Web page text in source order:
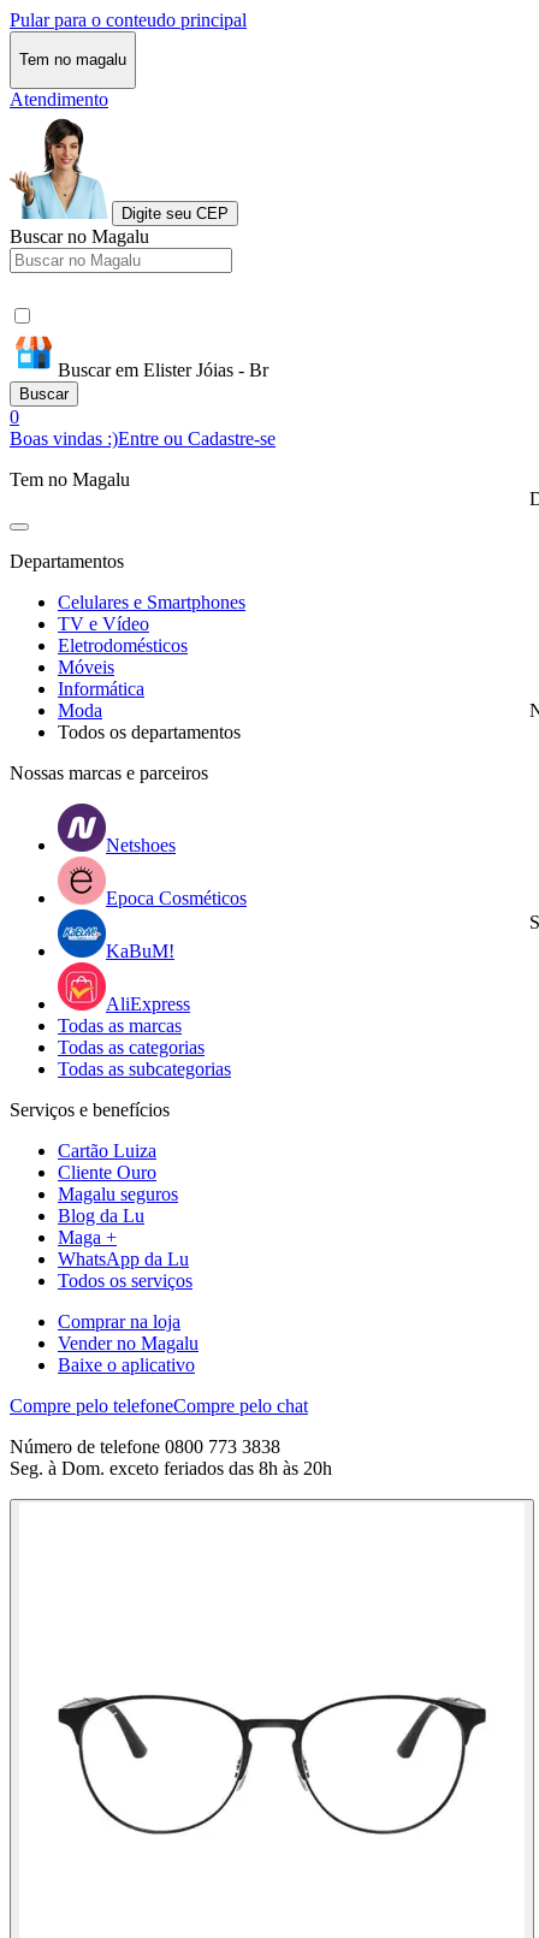
Pular para o conteudo principal
Tem no magalu
Atendimento
Digite seu CEP
Buscar no Magalu
Buscar em Elister Jóias - Br
Buscar
0
Boas vindas :)Entre ou Cadastre-se
Tem no Magalu
Departamentos
Celulares e Smartphones
TV e Vídeo
Eletrodomésticos
Móveis
Informática
Moda
Todos os departamentos
Nossas marcas e parceiros
Netshoes
Epoca Cosméticos
KaBuM!
AliExpress
Todas as marcas
Todas as categorias
Todas as subcategorias
Serviços e benefícios
Cartão Luiza
Cliente Ouro
Magalu seguros
Blog da Lu
Maga +
WhatsApp da Lu
Todos os serviços
Comprar na loja
Vender no Magalu
Baixe o aplicativo
Compre pelo telefoneCompre pelo chat
Número de telefone 0800 773 3838
Seg. à Dom. exceto feriados das 8h às 20h